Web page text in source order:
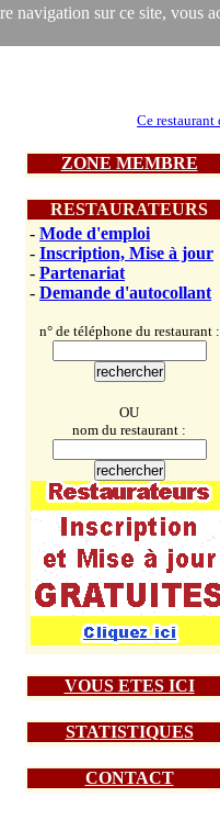
navigation sur ce site, vous
Ce restaurant
ZONE MEMBRE
RESTAURATEURS
- Mode d'emploi
- Inscription, Mise à jour
- Partenariat
- Demande d'autocollant
n° de téléphone du restaurant :
OU
nom du restaurant :
VOUS ETES ICI
STATISTIQUES
CONTACT